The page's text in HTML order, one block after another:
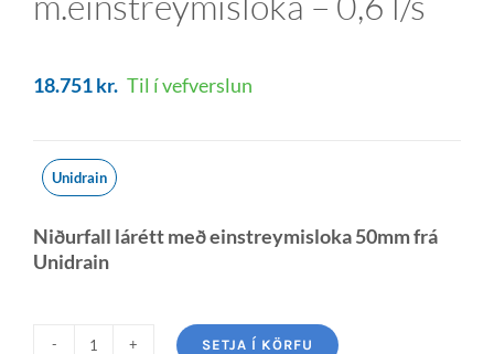
18.751kr. Til í vefverslun
Unidrain
Niðurfall lárétt með einstreymisloka 50mm frá
Unidrain
SETJA Í KÖRFU